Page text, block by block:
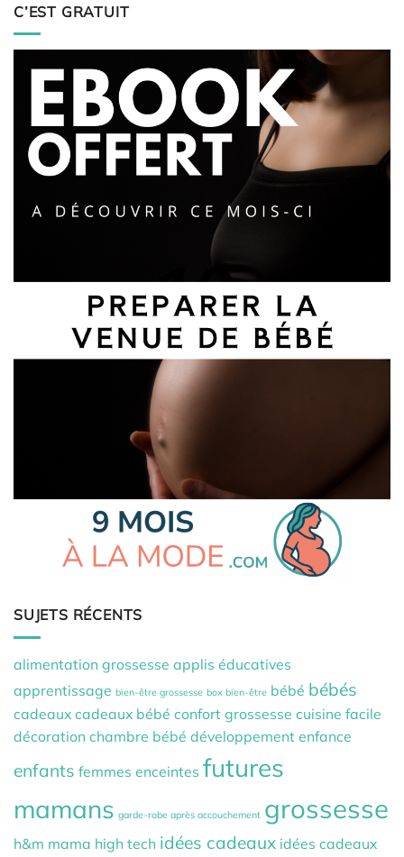
C’EST GRATUIT
SUJETS RÉCENTS
alimentation grossesse applis éducatives
apprentissage bien-être grossesse box bien-être bébé bébés
cadeaux cadeaux bébé confort grossesse cuisine facile
décoration chambre bébé développement enfance
enfants femmes enceintes futures
mamans garde-robe après accouchement grossesse
h&m mama high tech idées cadeaux idées cadeaux